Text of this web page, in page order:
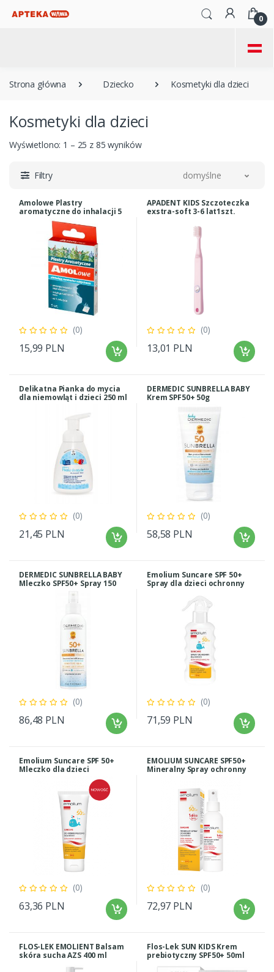
0
=
Strona główna Dziecko Kosmetyki dla dzieci
Kosmetyki dla dzieci
Wyświetlono: 1 – 25 z 85 wyników
Filtry domyślne
Amolowe Plastry
aromatyczne do inhalacji 5
(0)
15,99 PLN
APADENT KIDS Szczoteczka
exstra-soft 3-6 lat1szt.
(0)
13,01 PLN
Delikatna Pianka do mycia
dla niemowląt i dzieci 250 ml
(0)
21,45 PLN
DERMEDIC SUNBRELLA BABY
Krem SPF50+ 50g
(0)
58,58 PLN
DERMEDIC SUNBRELLA BABY
Mleczko SPF50+ Spray 150
(0)
86,48 PLN
Emolium Suncare SPF 50+
Spray dla dzieci ochronny
(0)
71,59 PLN
Emolium Suncare SPF 50+
Mleczko dla dzieci
(0)
63,36 PLN
EMOLIUM SUNCARE SPF50+
Mineralny Spray ochronny
(0)
72,97 PLN
FLOS-LEK EMOLIENT Balsam
skóra sucha AZS 400 ml
Flos-Lek SUN KIDS Krem
prebiotyczny SPF50+ 50ml